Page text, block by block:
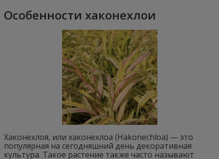
Особенности хаконехлои
Хаконехлоя, или хаконехлоа (Hakonechloa) — это
популярная на сегодняшний день декоративная
культура. Такое растение также часто называют